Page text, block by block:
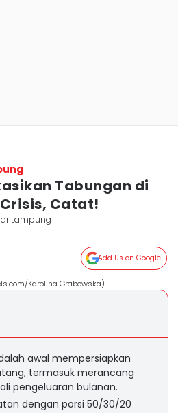
Tabungan di
Catat!
Lampung
Add Us on Google
Karolina Grabowska)
awal mempersiapkan
termasuk merancang
pengeluaran bulanan.
dengan porsi 50/30/20